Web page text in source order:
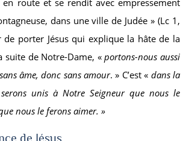
dans une ville de Judée » (Lc 1,
de porter Jésus qui explique la hâte de la
suite de Notre-Dame, «portons-nous aussi
âme, donc sans amour. » C’est « dans la
unis à Notre Seigneur que nous le
nous le ferons aimer. »
de Jésus